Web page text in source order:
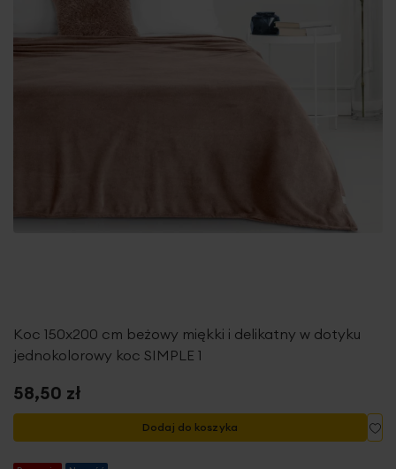
Koc 150x200 cm beżowy miękki i delikatny w dotyku
jednokolorowy koc SIMPLE 1
58,50 zł
Dodaj do koszyka